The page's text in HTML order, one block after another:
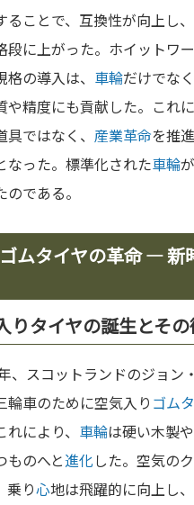
ることで、互換性が向上し
段に上がった。ホイットワ
格の導入は、 車輪だけでな
や精度にも貢献した。これに
具ではなく、産業革命を推
なった。標準化された車輪
のである。
ムタイヤの革命 ― 新
りタイヤの誕生とそ
、スコットランドのジョン
輪車のために空気入り ゴム
れにより、 車輪は硬い木製や
ものへと進化した。空気の
乗り心地は飛躍的に向上し